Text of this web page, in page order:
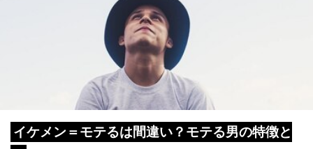
イケメン＝モテるは間違い？モテる男の特徴と